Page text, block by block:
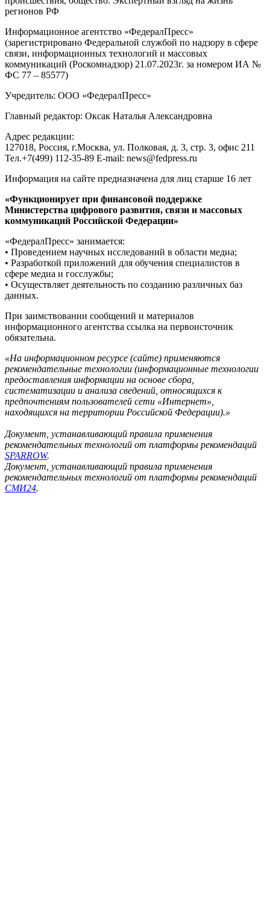
регионов РФ
Информационное агентство «ФедералПресс»
(зарегистрировано Федеральной службой по надзору в сфере
связи, информационных технологий и массовых
коммуникаций (Роскомнадзор) 21.07.2023г. за номером ИА №
ФС 77 – 85577)
Учредитель: ООО «ФедералПресс»
Главный редактор: Оксак Наталья Александровна
Адрес редакции:
127018, Россия, г.Москва, ул. Полковая, д. 3, стр. 3, офис 211
Тел.+7(499) 112-35-89 E-mail: news@fedpress.ru
Информация на сайте предназначена для лиц старше 16 лет
«Функционирует при финансовой поддержке
Министерства цифрового развития, связи и массовых
коммуникаций Российской Федерации»
«ФедералПресс» занимается:
• Проведением научных исследований в области медиа;
• Разработкой приложений для обучения специалистов в
сфере медиа и госслужбы;
• Осуществляет деятельность по созданию различных баз
данных.
При заимствовании сообщений и материалов
информационного агентства ссылка на первоисточник
обязательна.
«На информационном ресурсе (сайте) применяются
рекомендательные технологии (информационные технологии
предоставления информации на основе сбора,
систематизации и анализа сведений, относящихся к
предпочтениям пользователей сети «Интернет»,
находящихся на территории Российской Федерации).»
Документ, устанавливающий правила применения
рекомендательных технологий от платформы рекомендаций
SPARROW.
Документ, устанавливающий правила применения
рекомендательных технологий от платформы рекомендаций
СМИ24.